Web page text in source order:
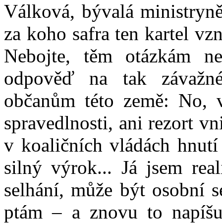
Válková, bývalá
za koho safra ten kartel
Nebojte, těm otázkám
odpověď na tak
občanům této země: No,
spravedlnosti, ani rezort
v koaličních vládách
silný výrok... Já jsem
selhání, může být osobní
ptám – a znovu to